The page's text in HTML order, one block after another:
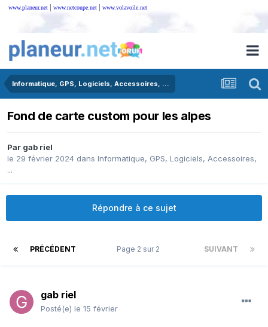
www.planeur.net | www.netcoupe.net | www.volavoile.net
Informatique, GPS, Logiciels, Accessoires, ...
Fond de carte custom pour les alpes
Par gab riel
le 29 février 2024 dans Informatique, GPS, Logiciels, Accessoires,
...
Répondre à ce sujet
PRÉCÉDENT SUIVANT
Page 2 sur 2
gab riel
Posté(e) le 15 février